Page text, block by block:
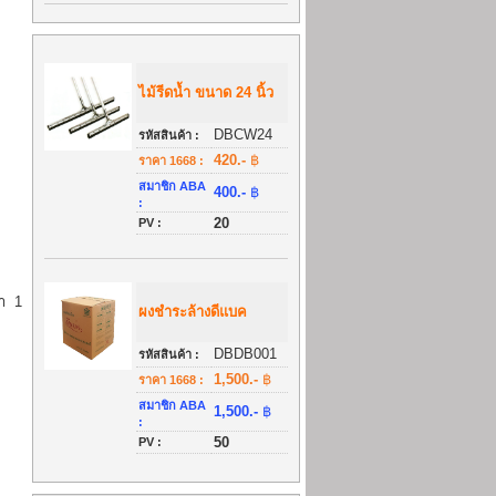
1
ไม้รีดน้ำ ขนาด 24 นิ้ว
รหัสสินค้า : DBCW24
ราคา 1668 : 420.- ฿
สมาชิก ABA
:
400.- ฿
PV : 20
ผงชำระล้างดีแบค
รหัสสินค้า : DBDB001
ราคา 1668 : 1,500.- ฿
สมาชิก ABA
:
1,500.- ฿
PV : 50